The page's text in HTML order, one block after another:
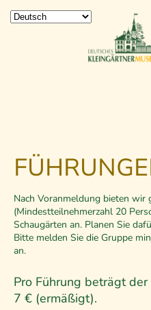
Nach Voranmeldung bieten wir
(Mindestteilnehmerzahl 20
Schaugärten an. Planen Sie
Bitte melden Sie die Gruppe
an.
Pro Führung beträgt
7 € (ermäßigt).